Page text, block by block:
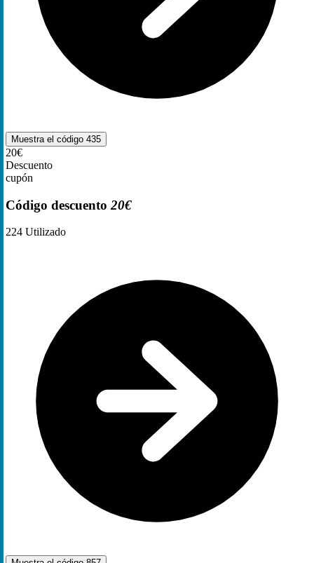
Muestra el código 435
20€
Descuento
cupón
Código descuento 20€
224 Utilizado